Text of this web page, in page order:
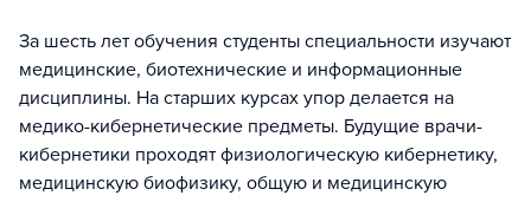
За шесть лет обучения студенты специальности изучают
медицинские, биотехнические и информационные
дисциплины. На старших курсах упор делается на
медико-кибернетические предметы. Будущие врачи-
кибернетики проходят физиологическую кибернетику,
медицинскую биофизику, общую и медицинскую